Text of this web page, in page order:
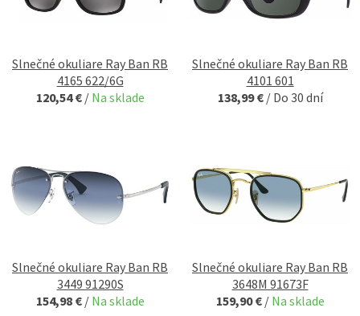
Slnečné okuliare Ray Ban RB
4165 622/6G
120,54 € / Na sklade
Slnečné okuliare Ray Ban RB
4101 601
138,99 € / Do 30 dní
Slnečné okuliare Ray Ban RB
3449 91290S
154,98 € / Na sklade
Slnečné okuliare Ray Ban RB
3648M 91673F
159,90 € / Na sklade